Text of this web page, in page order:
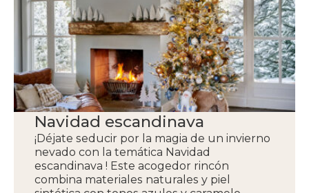
Navidad escandinava
¡Déjate seducir por la magia de un invierno
nevado con la temática Navidad
escandinava ! Este acogedor rincón
combina materiales naturales y piel